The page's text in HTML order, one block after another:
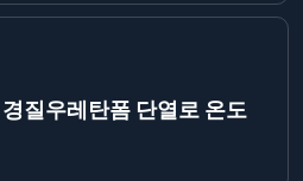
질우레탄폼 단열로 온도